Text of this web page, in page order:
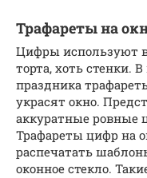
Трафареты на
Цифры используют
торта, хоть стенки.
праздника
украсят окно.
аккуратные ровные
Трафареты цифр на
распечатать
оконное стекло.